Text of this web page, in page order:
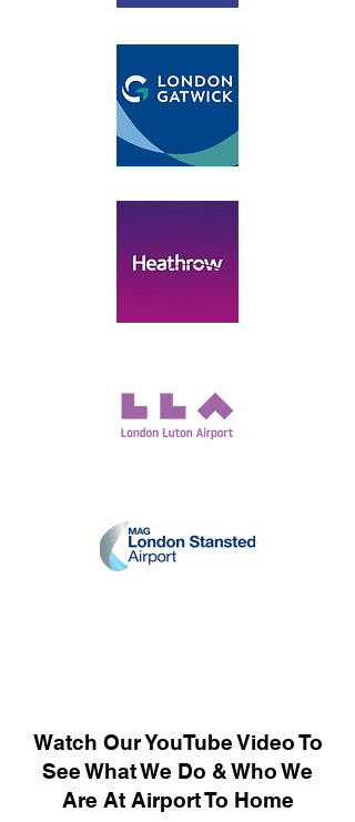
Watch Our YouTube Video To
See What We Do & Who We
Are At Airport To Home